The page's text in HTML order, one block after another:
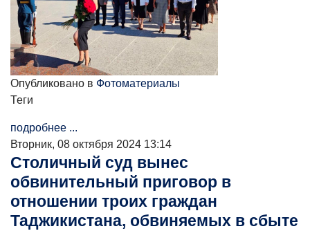
Опубликовано в Фотоматериалы
Теги
подробнее ...
Вторник, 08 октября 2024 13:14
Столичный суд вынес
обвинительный приговор в
отношении троих граждан
Таджикистана, обвиняемых в сбыте